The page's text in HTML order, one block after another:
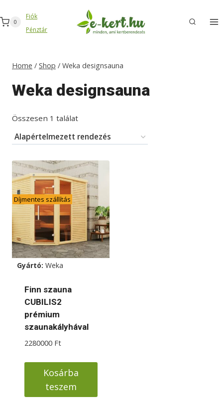
to
content
0
Fiók
Pénztár
Home / Shop / Weka designsauna
Weka designsauna
Összesen 1 találat
Díjmentes szállítás
Gyártó: Weka
Finn szauna
CUBILIS2
prémium
szaunakályhával
2280000 Ft
Kosárba
teszem